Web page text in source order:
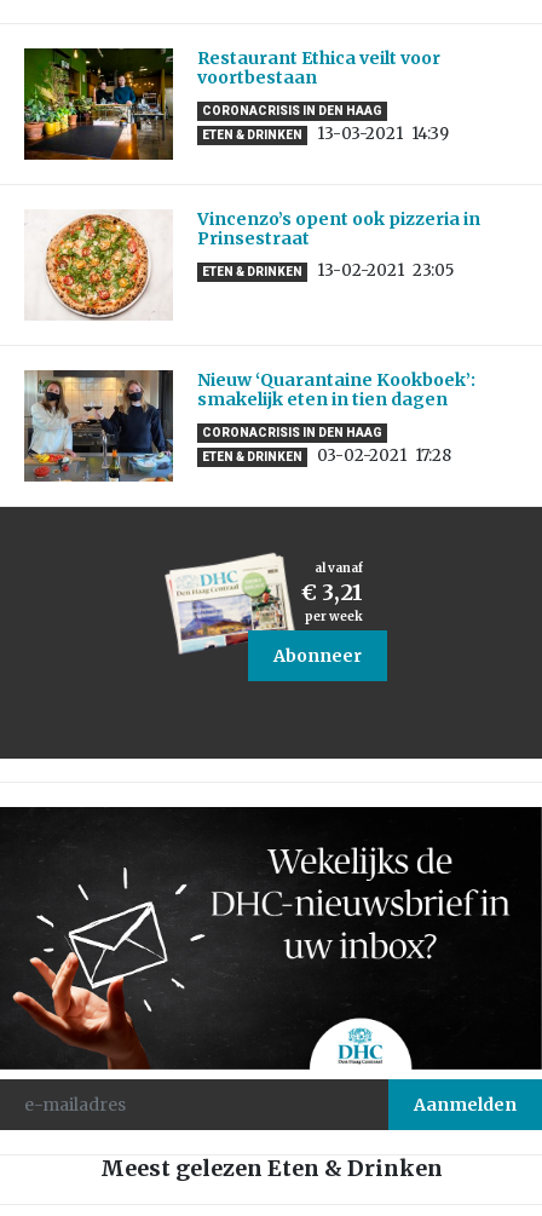
Restaurant Ethica veilt voor
voortbestaan
CORONACRISIS IN DEN HAAG
ETEN & DRINKEN
13-03-2021 14:39
Vincenzo’s opent ook pizzeria in
Prinsestraat
ETEN & DRINKEN 13-02-2021 23:05
Nieuw ‘Quarantaine Kookboek’:
smakelijk eten in tien dagen
CORONACRISIS IN DEN HAAG
ETEN & DRINKEN
03-02-2021 17:28
al vanaf
€ 3,21
per week
Abonneer
Meest gelezen Eten & Drinken